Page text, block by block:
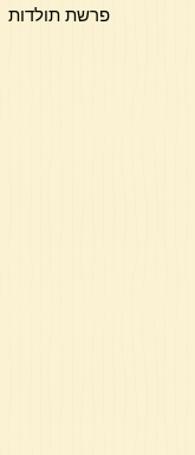
פרשת תולדות